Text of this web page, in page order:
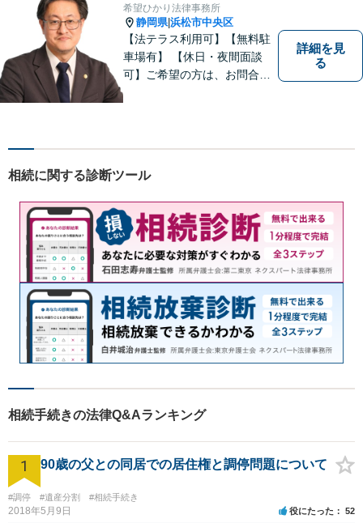
希望ひかり法律事務所
静岡県|浜松市中央区
【法テラス利用可】【無料駐
車場有】 【休日・夜間面談
可】ご希望の方は、お問合せ
詳細を見
る
相続に関する診断ツール
相続手続きの法律Q&Aランキング
1 90歳の父との同居での居住権と調停問題について
#調停 #遺産分割 #相続手続き
2018年5月9日 役にたった 52